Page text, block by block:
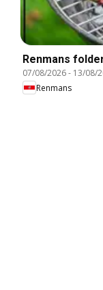
Renmans
07/08/2026- 13/08/
Renmans